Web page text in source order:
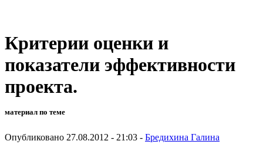
Критерии оценки и
показатели эффективности
проекта.
материал по теме
Опубликовано 27.08.2012 - 21:03 - Бредихина Галина